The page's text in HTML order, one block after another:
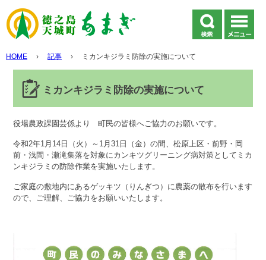
HOME › 記事 › ミカンキジラミ防除の実施について
ミカンキジラミ防除の実施について
役場農政課園芸係より 町民の皆様へご協力のお願いです。
令和2年1月14日（火）～1月31日（金）の間、松原上区・前野・岡
前・浅間・瀬滝集落を対象にカンキツグリーニング病対策としてミカ
ンキジラミの防除作業を実施いたします。
ご家庭の敷地内にあるゲッキツ（りんぎつ）に農薬の散布を行います
ので、ご理解、ご協力をお願いいたします。